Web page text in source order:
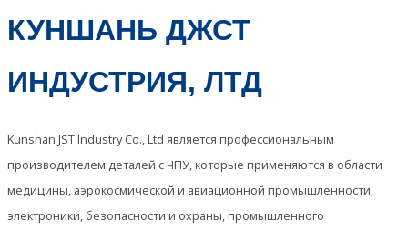
КУНШАНЬ ДЖСТ
ИНДУСТРИЯ, ЛТД
Kunshan JST Industry Co., Ltd является профессиональным
производителем деталей с ЧПУ, которые применяются в области
медицины, аэрокосмической и авиационной промышленности,
электроники, безопасности и охраны, промышленного